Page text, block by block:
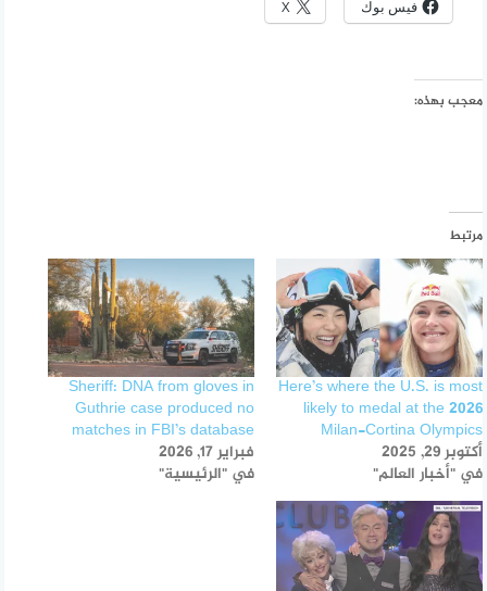
فيس بوك X
معجب بهذه:
مرتبط
Here’s where the U.S. is most
likely to medal at the 2026
Milan-Cortina Olympics
أكتوبر 29, 2025
في "أخبار العالم"
Sheriff: DNA from gloves in
Guthrie case produced no
matches in FBI’s database
فبراير 17, 2026
في "الرئيسية"